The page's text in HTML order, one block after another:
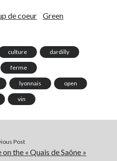
de coeur
Green
culture dardilly
ferme
lyonnais open
vin
Post
the « Quais de Saône »